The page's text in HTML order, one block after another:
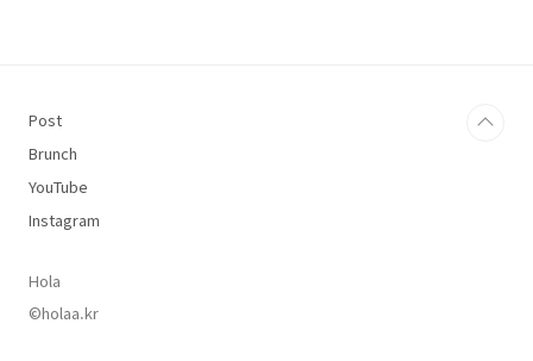
Post
Brunch
YouTube
Instagram
Hola
©holaa.kr